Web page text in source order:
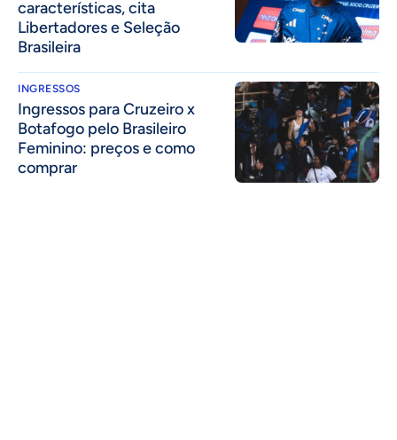
características, cita
Libertadores e Seleção
Brasileira
INGRESSOS
Ingressos para Cruzeiro x
Botafogo pelo Brasileiro
Feminino: preços e como
comprar